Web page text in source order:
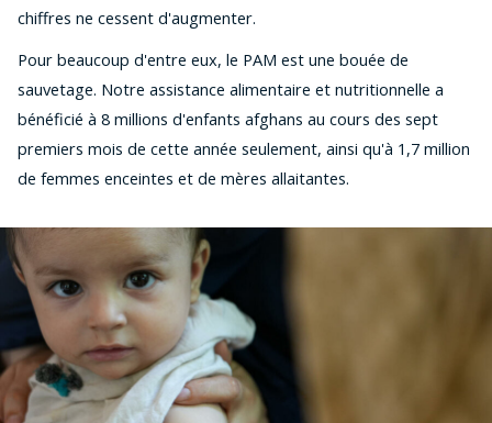
chiffres ne cessent d'augmenter.
Pour beaucoup d'entre eux, le PAM est une bouée de
sauvetage. Notre assistance alimentaire et nutritionnelle a
bénéficié à 8 millions d'enfants afghans au cours des sept
premiers mois de cette année seulement, ainsi qu'à 1,7 million
de femmes enceintes et de mères allaitantes.